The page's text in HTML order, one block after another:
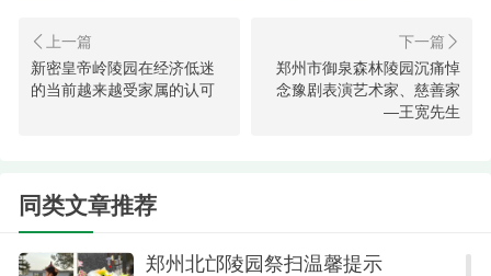
适的位置。亲眼所见、亲身所感，才能做出最安
心、最合适的选择。
新密皇帝岭陵园在经济低迷
的当前越来越受家属的认可
郑州市御泉森林陵园沉痛悼
念豫剧表演艺术家、慈善家
—王宽先生
同类文章推荐
北邙陵园小程序上线！助力清明祭拜
站点可直达
郑州北邙陵园祭扫温馨提示